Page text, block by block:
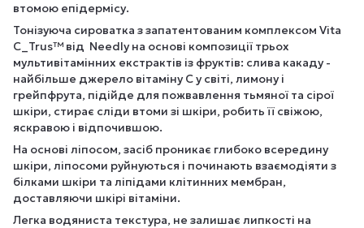
втомою епідермісу.
Тонізуюча сироватка з запатентованим комплексом Vita
C_Trus™ від Needly на основі композиції трьох
мультивітамінних екстрактів із фруктів: слива какаду -
найбільше джерело вітаміну С у світі, лимону і
грейпфрута, підійде для пожвавлення тьмяної та сірої
шкіри, стирає сліди втоми зі шкіри, робить її свіжою,
яскравою і відпочившою.
На основі ліпосом, засіб проникає глибоко всередину
шкіри, ліпосоми руйнуються і починають взаємодіяти з
білками шкіри та ліпідами клітинних мембран,
доставляючи шкірі вітаміни.
Легка водяниста текстура, не залишає липкості на